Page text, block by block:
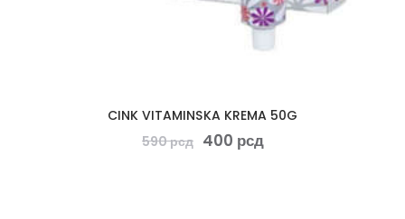
CINK VITAMINSKA KREMA 50G
590рсд 400 рсд